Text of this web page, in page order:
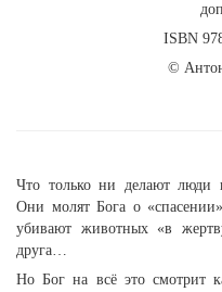
ISBN
©
Что только ни делают люди
Они молят Бога о
убивают животных «в
друга…
Но Бог на всё это смотрит